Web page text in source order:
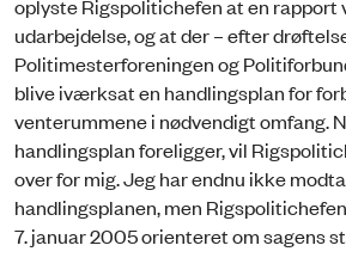
oplyste Rigspolitichefen at en rapport
udarbejdelse, og at der – efter
Politimesterforeningen og
blive iværksat en handlingsplan for
venterummene i nødvendigt omfang.
handlingsplan foreligger, vil
over for mig. Jeg har endnu ikke
handlingsplanen, men
7. januar 2005 orienteret om sagens